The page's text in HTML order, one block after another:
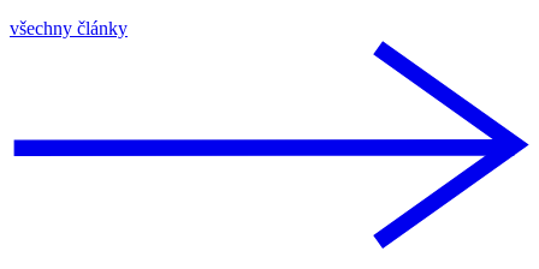
všechny články